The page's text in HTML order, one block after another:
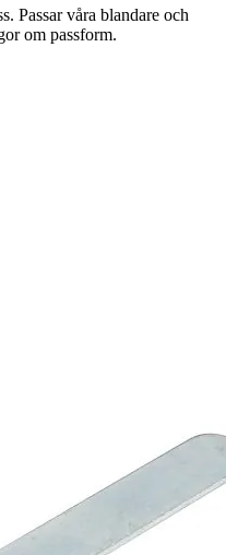
Passar våra blandare och
om passform.